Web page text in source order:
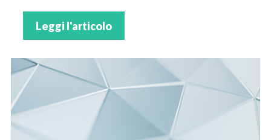
Leggi l'articolo